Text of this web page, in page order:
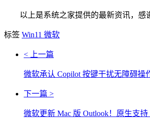
以上是系统之家提供的最新资讯，感
标签 Win11 微软
< 上一篇
微软承认 Copilot 按键干扰无障碍
下一篇 >
微软更新 Mac 版 Outlook！原生支持